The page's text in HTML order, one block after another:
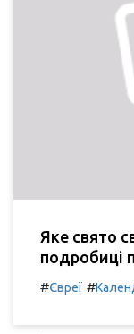
Яке свято
подробиці
#Євреї #